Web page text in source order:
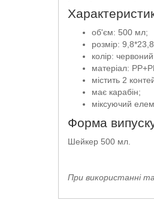
об'єм: 500 мл;
розмір:
колір:
матеріал:
містить 2
має карабін;
міксуючий
Форма
Шейкер 500 мл.
При використанні